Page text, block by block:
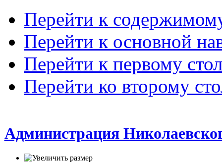
Перейти к
Перейти к основной
Перейти к первому
Перейти ко второму
Администрация